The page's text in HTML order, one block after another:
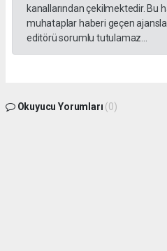
kanallarından çekilmektedir. Bu
muhataplar haberi geçen
editörü sorumlu tutulamaz...
Okuyucu Yorumları (0)